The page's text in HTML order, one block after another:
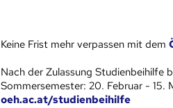
Keine Frist mehr verpassen mit dem
Nach der Zulassung Studienbeihilfe
Sommersemester: 20. Februar - 15.
oeh.ac.at/studienbeihilfe